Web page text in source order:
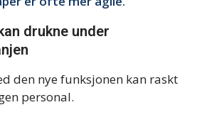
drukne under
den nye funksjonen kan raskt
personal.